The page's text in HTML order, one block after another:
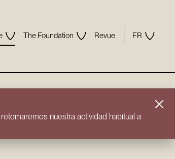
The Foundation Revue FR
nuestra actividad habitual a